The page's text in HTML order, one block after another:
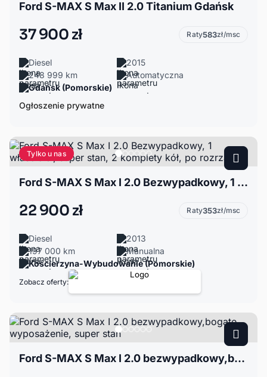
Ford S-MAX S Max II 2.0 Titanium Gdańsk
37 900 zł Raty583zł/msc
Diesel
2015
248 999 km
Automatyczna
Gdańsk (Pomorskie)
Ogłoszenie prywatne
Tylko u nas
Ford S-MAX S Max I 2.0 Bezwypadkowy, 1 właściciel, super stan, 2 komplety kół, po rozrządzie
22 900 zł Raty353zł/msc
Diesel
2013
197 000 km
Manualna
Kościerzyna-Wybudowanie (Pomorskie)
Zobacz oferty:
Ford S-MAX S Max I 2.0 bezwypadkowy,bogate wyposażenie, super stan